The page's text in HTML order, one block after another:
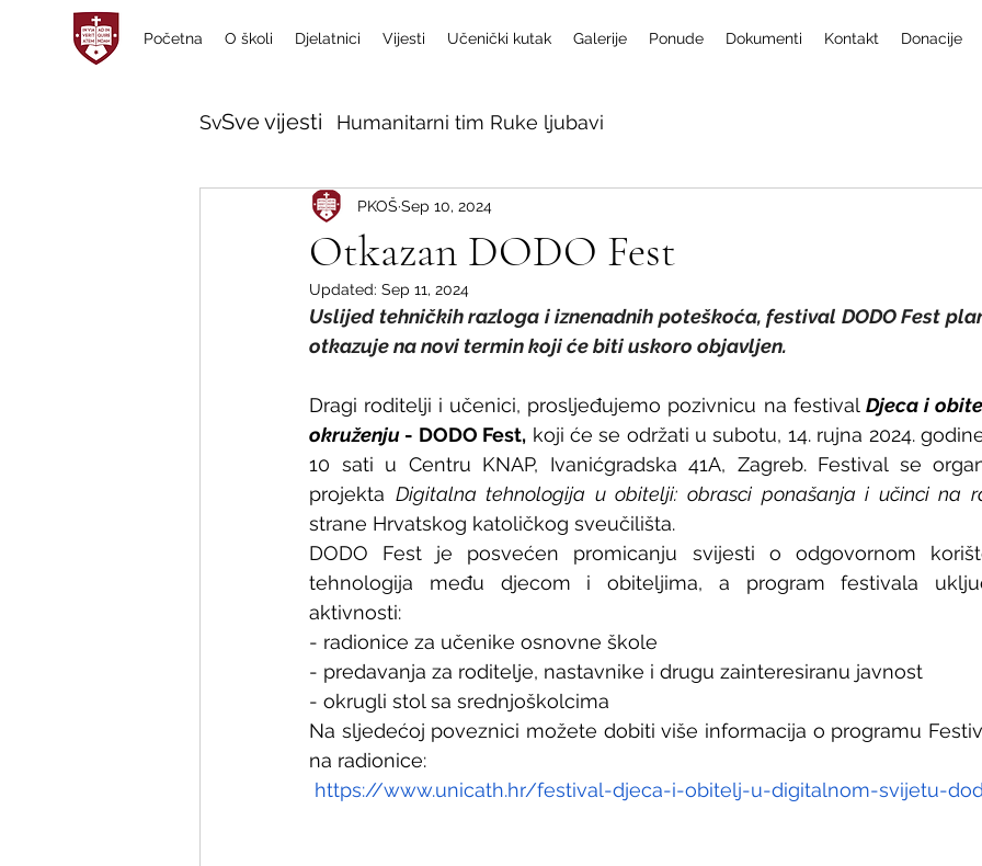
Početna O školi Djelatnici Vijesti Učenički kutak Galerije Ponude Dokumenti Kontakt Donacije
Sve vijesti Humanitarni tim Ruke ljubavi
Otkazan DODO Fest
PKOŠ Sep 10, 2024
Updated: Sep 11, 2024
Uslijed tehničkih razloga i iznenadnih poteškoća, festival DODO Fest
otkazuje na novi termin koji će biti uskoro objavljen.
Dragi roditelji i učenici, prosljeđujemo pozivnicu na festival Djeca i
okruženju - DODO Fest, koji će se održati u subotu, 14. rujna 2024.
10 sati u Centru KNAP, Ivanićgradska 41A, Zagreb. Festival se
projekta Digitalna tehnologija u obitelji: obrasci ponašanja i učinci na
strane Hrvatskog katoličkog sveučilišta.
DODO Fest je posvećen promicanju svijesti o odgovornom
tehnologija među djecom i obiteljima, a program festivala
aktivnosti:
- radionice za učenike osnovne škole
- predavanja za roditelje, nastavnike i drugu zainteresiranu javnost
- okrugli stol sa srednjoškolcima
Na sljedećoj poveznici možete dobiti više informacija o programu
na radionice:
https://www.unicath.hr/festival-djeca-i-obitelj-u-digitalnom-svijetu-
Sve vijesti